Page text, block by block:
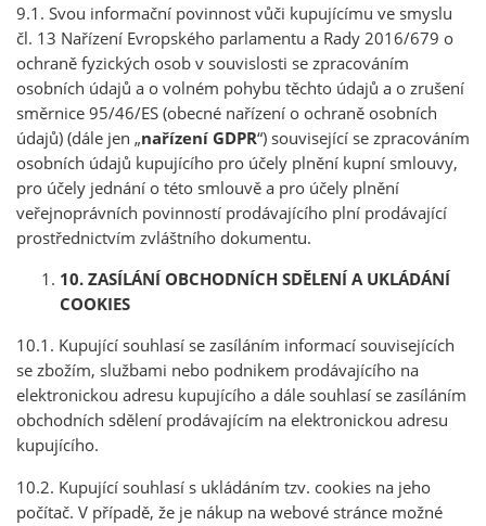
9.1. Svou informační povinnost vůči kupujícímu ve smyslu
čl. 13 Nařízení Evropského parlamentu a Rady 2016/679 o
ochraně fyzických osob v souvislosti se zpracováním
osobních údajů a o volném pohybu těchto údajů a o zrušení
směrnice 95/46/ES (obecné nařízení o ochraně osobních
údajů) (dále jen „nařízení GDPR“) související se zpracováním
osobních údajů kupujícího pro účely plnění kupní smlouvy,
pro účely jednání o této smlouvě a pro účely plnění
veřejnoprávních povinností prodávajícího plní prodávající
prostřednictvím zvláštního dokumentu.
10. ZASÍLÁNÍ OBCHODNÍCH SDĚLENÍ A UKLÁDÁNÍ
COOKIES
10.1. Kupující souhlasí se zasíláním informací souvisejících
se zbožím, službami nebo podnikem prodávajícího na
elektronickou adresu kupujícího a dále souhlasí se zasíláním
obchodních sdělení prodávajícím na elektronickou adresu
kupujícího.
10.2. Kupující souhlasí s ukládáním tzv. cookies na jeho
počítač. V případě, že je nákup na webové stránce možné